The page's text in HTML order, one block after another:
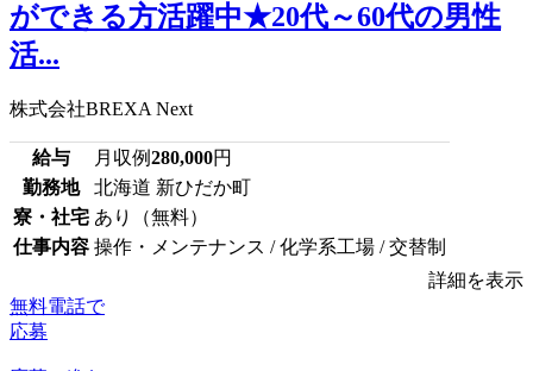
ができる方活躍中★20代～60代の男性
活...
株式会社BREXA Next
給与 月収例280,000円
勤務地
北海道 新ひだか町
寮・社宅 あり（無料）
仕事内容 操作・メンテナンス / 化学系工場 / 交替制
詳細を表示
無料電話で
応募